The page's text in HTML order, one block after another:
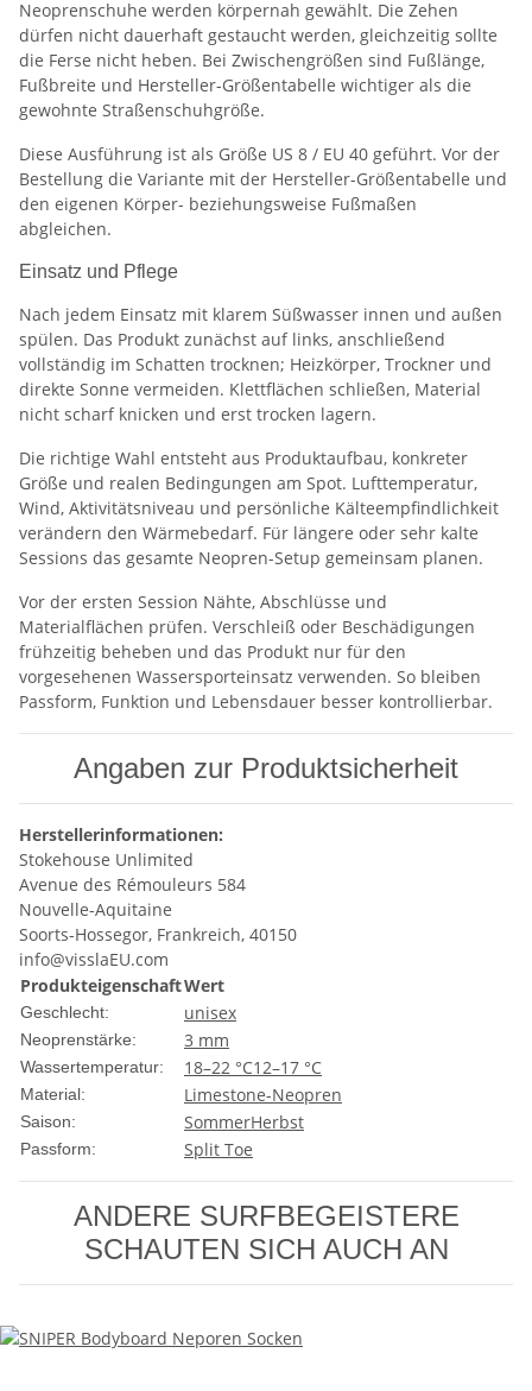
Neoprenschuhe werden körpernah gewählt. Die Zehen
dürfen nicht dauerhaft gestaucht werden, gleichzeitig sollte
die Ferse nicht heben. Bei Zwischengrößen sind Fußlänge,
Fußbreite und Hersteller-Größentabelle wichtiger als die
gewohnte Straßenschuhgröße.
Diese Ausführung ist als Größe US 8 / EU 40 geführt. Vor der
Bestellung die Variante mit der Hersteller-Größentabelle und
den eigenen Körper- beziehungsweise Fußmaßen
abgleichen.
Einsatz und Pflege
Nach jedem Einsatz mit klarem Süßwasser innen und außen
spülen. Das Produkt zunächst auf links, anschließend
vollständig im Schatten trocknen; Heizkörper, Trockner und
direkte Sonne vermeiden. Klettflächen schließen, Material
nicht scharf knicken und erst trocken lagern.
Die richtige Wahl entsteht aus Produktaufbau, konkreter
Größe und realen Bedingungen am Spot. Lufttemperatur,
Wind, Aktivitätsniveau und persönliche Kälteempfindlichkeit
verändern den Wärmebedarf. Für längere oder sehr kalte
Sessions das gesamte Neopren-Setup gemeinsam planen.
Vor der ersten Session Nähte, Abschlüsse und
Materialflächen prüfen. Verschleiß oder Beschädigungen
frühzeitig beheben und das Produkt nur für den
vorgesehenen Wassersporteinsatz verwenden. So bleiben
Passform, Funktion und Lebensdauer besser kontrollierbar.
Angaben zur Produktsicherheit
Herstellerinformationen:
Stokehouse Unlimited
Avenue des Rémouleurs 584
Nouvelle-Aquitaine
Soorts-Hossegor, Frankreich, 40150
info@visslaEU.com
ProdukteigenschaftWert
Geschlecht: unisex
Neoprenstärke: 3 mm
Wassertemperatur: 18–22 °C12–17 °C
Material: Limestone-Neopren
Saison: SommerHerbst
Passform: Split Toe
ANDERE SURFBEGEISTERE
SCHAUTEN SICH AUCH AN